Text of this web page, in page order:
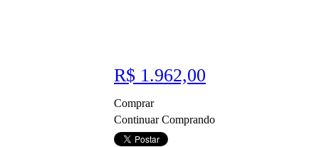
R$ 1.962,00
Comprar
Continuar Comprando